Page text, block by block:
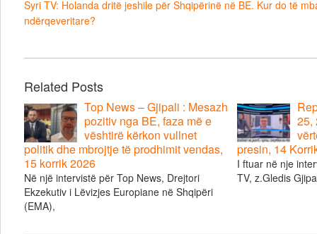
Syri TV: Holanda dritë jeshile për Shqipërinë në BE. Kur do të
ndërqeveritare?
Related Posts
Top News – Gjipali : Mesazh
pozitiv nga BE, faza më e
vështirë kërkon vullnet
politik dhe mbrojtje të prodhimit vendas,
15 korrik 2026
Në një intervistë për Top News, Drejtori
Ekzekutiv i Lëvizjes Europiane në Shqipëri
(EMA),
25,
presin, 14
I ftuar në nje
TV, z.Gledis